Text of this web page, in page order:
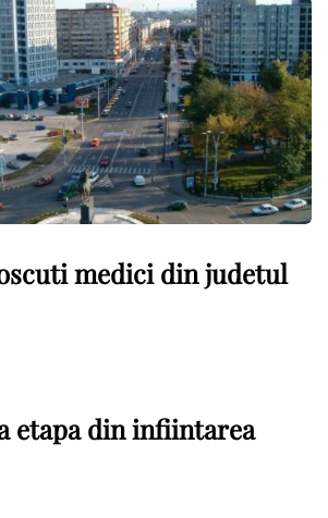
medici din judetul
etapa din infiintarea